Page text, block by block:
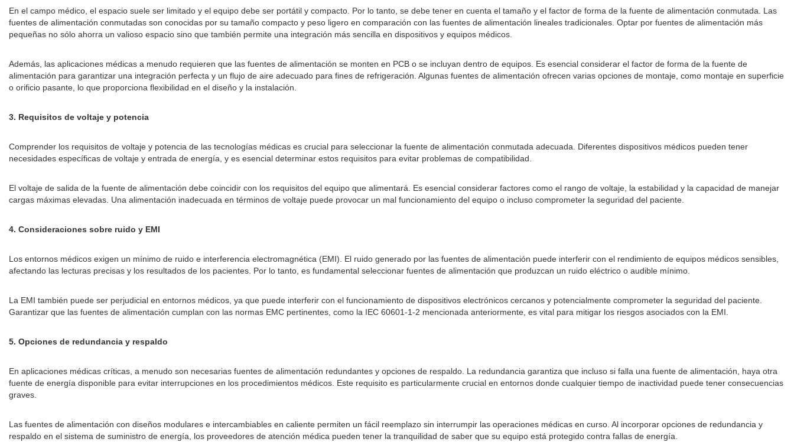
En el campo médico, el espacio suele ser limitado y el equipo debe ser portátil y compacto. Por lo tanto, se debe tener en cuenta el tamaño y el factor de forma de la fuente de alimentación conmutada. Las
fuentes de alimentación conmutadas son conocidas por su tamaño compacto y peso ligero en comparación con las fuentes de alimentación lineales tradicionales. Optar por fuentes de alimentación más
pequeñas no sólo ahorra un valioso espacio sino que también permite una integración más sencilla en dispositivos y equipos médicos.
Además, las aplicaciones médicas a menudo requieren que las fuentes de alimentación se monten en PCB o se incluyan dentro de equipos. Es esencial considerar el factor de forma de la fuente de
alimentación para garantizar una integración perfecta y un flujo de aire adecuado para fines de refrigeración. Algunas fuentes de alimentación ofrecen varias opciones de montaje, como montaje en superficie
o orificio pasante, lo que proporciona flexibilidad en el diseño y la instalación.
3. Requisitos de voltaje y potencia
Comprender los requisitos de voltaje y potencia de las tecnologías médicas es crucial para seleccionar la fuente de alimentación conmutada adecuada. Diferentes dispositivos médicos pueden tener
necesidades específicas de voltaje y entrada de energía, y es esencial determinar estos requisitos para evitar problemas de compatibilidad.
El voltaje de salida de la fuente de alimentación debe coincidir con los requisitos del equipo que alimentará. Es esencial considerar factores como el rango de voltaje, la estabilidad y la capacidad de manejar
cargas máximas elevadas. Una alimentación inadecuada en términos de voltaje puede provocar un mal funcionamiento del equipo o incluso comprometer la seguridad del paciente.
4. Consideraciones sobre ruido y EMI
Los entornos médicos exigen un mínimo de ruido e interferencia electromagnética (EMI). El ruido generado por las fuentes de alimentación puede interferir con el rendimiento de equipos médicos sensibles,
afectando las lecturas precisas y los resultados de los pacientes. Por lo tanto, es fundamental seleccionar fuentes de alimentación que produzcan un ruido eléctrico o audible mínimo.
La EMI también puede ser perjudicial en entornos médicos, ya que puede interferir con el funcionamiento de dispositivos electrónicos cercanos y potencialmente comprometer la seguridad del paciente.
Garantizar que las fuentes de alimentación cumplan con las normas EMC pertinentes, como la IEC 60601-1-2 mencionada anteriormente, es vital para mitigar los riesgos asociados con la EMI.
5. Opciones de redundancia y respaldo
En aplicaciones médicas críticas, a menudo son necesarias fuentes de alimentación redundantes y opciones de respaldo. La redundancia garantiza que incluso si falla una fuente de alimentación, haya otra
fuente de energía disponible para evitar interrupciones en los procedimientos médicos. Este requisito es particularmente crucial en entornos donde cualquier tiempo de inactividad puede tener consecuencias
graves.
Las fuentes de alimentación con diseños modulares e intercambiables en caliente permiten un fácil reemplazo sin interrumpir las operaciones médicas en curso. Al incorporar opciones de redundancia y
respaldo en el sistema de suministro de energía, los proveedores de atención médica pueden tener la tranquilidad de saber que su equipo está protegido contra fallas de energía.